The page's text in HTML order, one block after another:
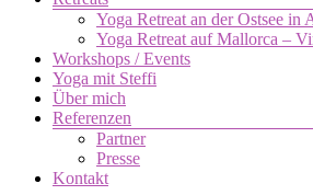
Verbindung
Körper,
Seele.
Yoga Retreat an der Ostsee
Yoga Retreat auf Mallorca –
Workshops / Events
Yoga mit Steffi
Über mich
Referenzen
Partner
Presse
Kontakt